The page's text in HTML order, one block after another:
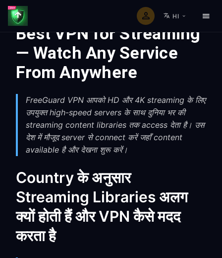
HI
Best VPN for Streaming
— Watch Any Service
From Anywhere
FreeGuard VPN आपको HD और 4K streaming के लिए
उपयुक्त high-speed servers के साथ दुनिया भर की
streaming content libraries तक access देता है। उस
देश में मौजूद server से connect करें जहाँ content
available है और देखना शुरू करें।
Country के अनुसार
Streaming Libraries अलग
क्यों होती हैं और VPN कैसे मदद
करता है